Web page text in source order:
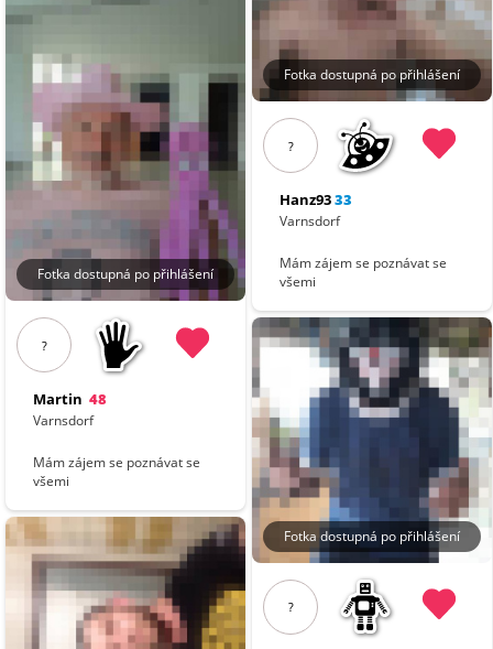
Fotka dostupná po přihlášení
?
Martin 48
Varnsdorf
Mám zájem se poznávat se
všemi
Fotka dostupná po přihlášení
?
Hanz9333
Varnsdorf
Mám zájem se poznávat se
všemi
Fotka dostupná po přihlášení
?